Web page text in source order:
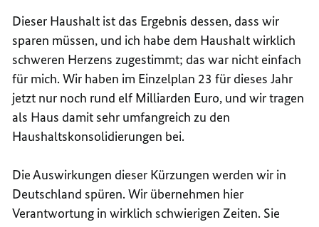
Dieser Haushalt ist das Ergebnis dessen, dass wir
sparen müssen, und ich habe dem Haushalt wirklich
schweren Herzens zugestimmt; das war nicht einfach
für mich. Wir haben im Einzelplan 23 für dieses Jahr
jetzt nur noch rund elf Milliarden Euro, und wir tragen
als Haus damit sehr umfangreich zu den
Haushaltskonsolidierungen bei.
Die Auswirkungen dieser Kürzungen werden wir in
Deutschland spüren. Wir übernehmen hier
Verantwortung in wirklich schwierigen Zeiten. Sie